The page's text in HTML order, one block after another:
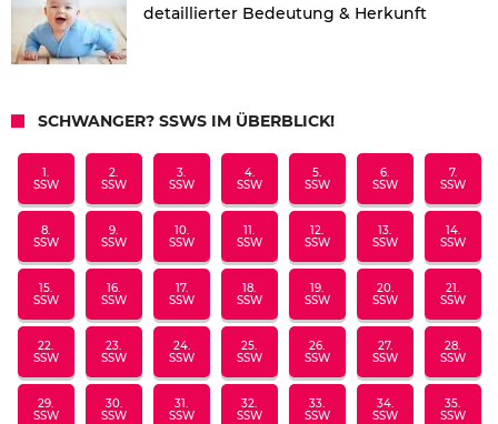
detaillierter Bedeutung & Herkunft
SCHWANGER? SSWS IM ÜBERBLICK!
1.
SSW
2.
SSW
3.
SSW
4.
SSW
5.
SSW
6.
SSW
7.
SSW
8.
SSW
9.
SSW
10.
SSW
11.
SSW
12.
SSW
13.
SSW
14.
SSW
15.
SSW
16.
SSW
17.
SSW
18.
SSW
19.
SSW
20.
SSW
21.
SSW
22.
SSW
23.
SSW
24.
SSW
25.
SSW
26.
SSW
27.
SSW
28.
SSW
29.
SSW
30.
SSW
31.
SSW
32.
SSW
33.
SSW
34.
SSW
35.
SSW